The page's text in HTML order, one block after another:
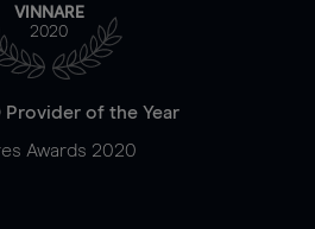
VINNARE
2020
Provider of the Year
Awards 2020